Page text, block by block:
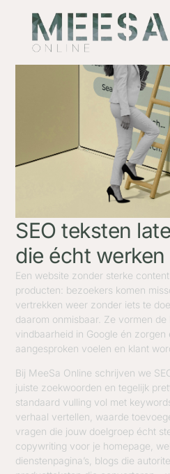
SEO teksten
die écht werken
Een website zonder sterke
producten: bezoekers komen
vertrekken weer zonder iets te
daarom onmisbaar. Ze vormen
vindbaarheid in Google én
aangesproken voelen en klant
Bij MeeSa Online schrijven we
juiste zoekwoorden en tegelijk
standaard vulling vol met
verhaal vertellen, waarde
vragen die jouw doelgroep écht
copywriting voor je homepage,
dienstenpagina’s, blogs die